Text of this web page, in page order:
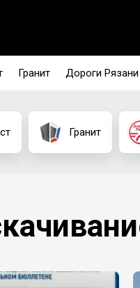
Гранит Дороги Рязани
Гранит